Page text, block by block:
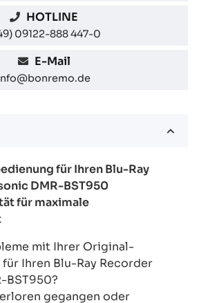
HOTLINE
09122-888 447-0
E-Mail
für Ihren Blu-Ray
DMR-BST950
für maximale
mit Ihrer Original-
Ihren Blu-Ray Recorder
BST950?
gegangen oder